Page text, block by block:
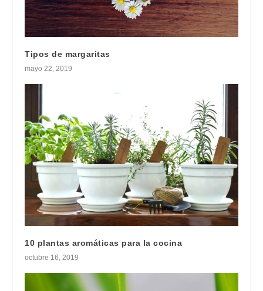
Tipos de margaritas
mayo 22, 2019
10 plantas aromáticas para la cocina
octubre 16, 2019